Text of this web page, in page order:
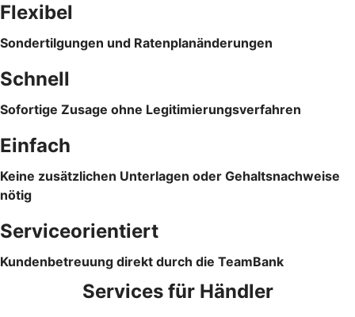
Flexibel
Sondertilgungen und Ratenplanänderungen
Schnell
Sofortige Zusage ohne Legitimierungsverfahren
Einfach
Keine zusätzlichen Unterlagen oder Gehaltsnachweise
nötig
Serviceorientiert
Kundenbetreuung direkt durch die TeamBank
Services für Händler